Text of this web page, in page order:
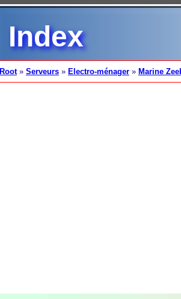
Index
Root» Serveurs » Electro-ménager » Marine